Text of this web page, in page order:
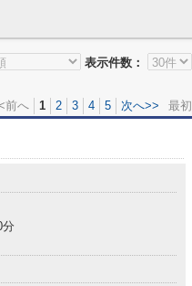
表示件数：
前へ 1 2 3 4 5 次へ>> 最初
分